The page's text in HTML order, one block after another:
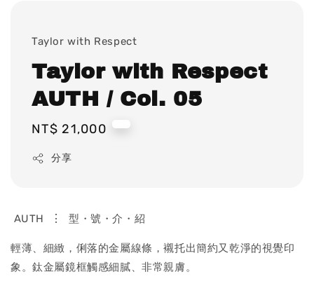
Taylor with Respect
Taylor with Respect
AUTH / Col. 05
Regular
NT$ 21,000
分享
AUTH ⋮ 型・號・介・紹
輕薄、細緻，俐落的金屬線條，襯托出簡約又乾淨的視覺印
象。鈦金屬鏡框觸感細膩、非常親膚。